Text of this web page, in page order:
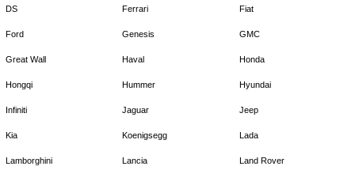
DS Ferrari Fiat
Ford Genesis GMC
Great Wall Haval Honda
Hongqi Hummer Hyundai
Infiniti Jaguar Jeep
Kia Koenigsegg Lada
Lamborghini Lancia Land Rover